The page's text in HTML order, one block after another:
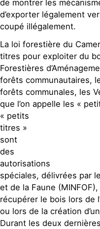
de montrer les
d’exporter légalement
coupé illégalement.
La loi forestière du
titres pour exploiter du
Forestières
forêts communautaires,
forêts communales, les
que l’on appelle les «
« petits
titres »
sont
des
autorisations
spéciales, délivrées par
et de la Faune
récupérer le bois lors de
ou lors de la création
Durant les deux